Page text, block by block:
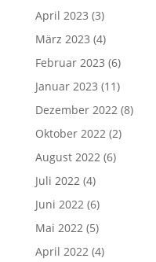
April 2023 (3)
März 2023 (4)
Februar 2023 (6)
Januar 2023 (11)
Dezember 2022(8)
Oktober 2022(2)
August 2022(6)
Juli 2022(4)
Juni 2022(6)
Mai 2022(5)
April 2022(4)